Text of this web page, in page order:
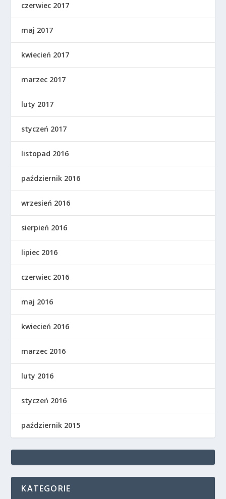
czerwiec 2017
maj 2017
kwiecień 2017
marzec 2017
luty 2017
styczeń 2017
listopad 2016
październik 2016
wrzesień 2016
sierpień 2016
lipiec 2016
czerwiec 2016
maj 2016
kwiecień 2016
marzec 2016
luty 2016
styczeń 2016
październik 2015
KATEGORIE